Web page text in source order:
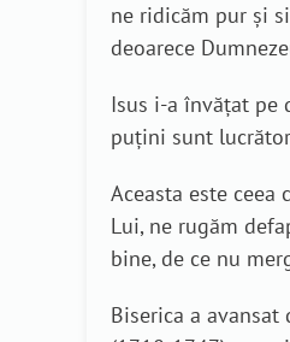
ne ridicăm pur și
deoarece
Isus i-a învățat pe
puţini sunt
Aceasta este
Lui, ne rugăm
bine, de ce nu
Biserica a